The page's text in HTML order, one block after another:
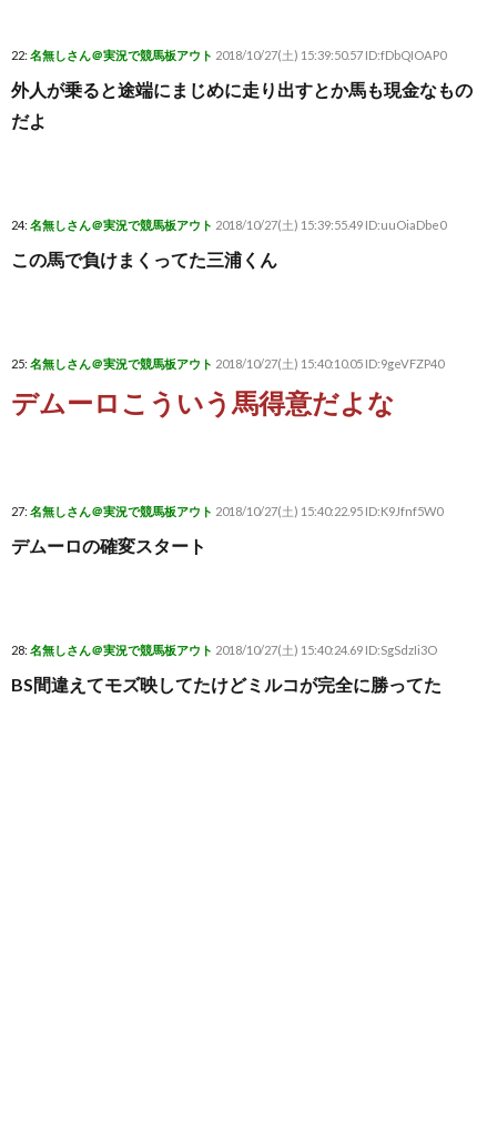
22: 名無しさん＠実況で競馬板アウト 2018/10/27(土) 15:39:50.57 ID:fDbQIOAP0
外人が乗ると途端にまじめに走り出すとか馬も現金なもの
だよ
24: 名無しさん＠実況で競馬板アウト 2018/10/27(土) 15:39:55.49 ID:uuOiaDbe0
この馬で負けまくってた三浦くん
25: 名無しさん＠実況で競馬板アウト 2018/10/27(土) 15:40:10.05 ID:9geVFZP40
デムーロこういう馬得意だよな
27: 名無しさん＠実況で競馬板アウト 2018/10/27(土) 15:40:22.95 ID:K9Jfnf5W0
デムーロの確変スタート
28: 名無しさん＠実況で競馬板アウト 2018/10/27(土) 15:40:24.69 ID:SgSdzIi3O
BS間違えてモズ映してたけどミルコが完全に勝ってた